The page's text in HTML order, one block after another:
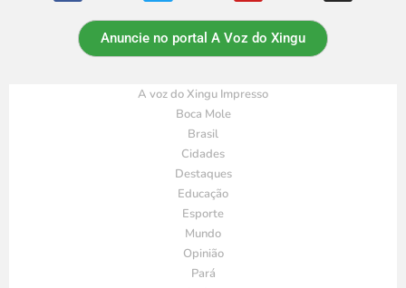
Anuncie no portal A Voz do Xingu
A voz do Xingu Impresso
Boca Mole
Brasil
Cidades
Destaques
Educação
Esporte
Mundo
Opinião
Pará